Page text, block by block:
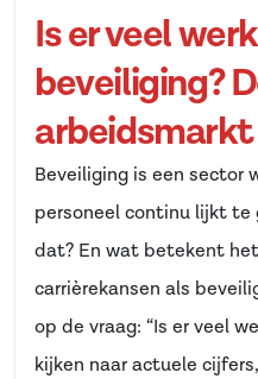
Is er veel
beveiliging?
arbeidsmarkt
Beveiliging is een sector
personeel continu lijkt te
dat? En wat betekent
carrièrekansen als
op de vraag: “Is er veel
kijken naar actuele